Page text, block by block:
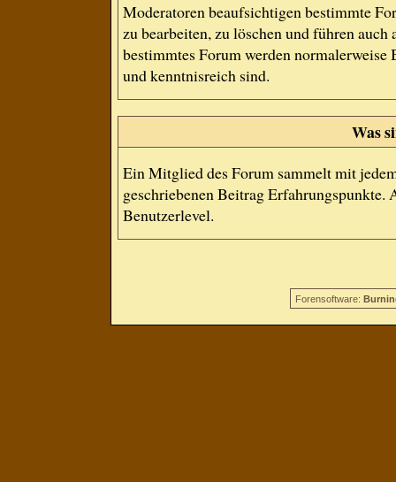
Moderatoren beaufsichtigen bestimmte
zu bearbeiten, zu löschen und führen
bestimmtes Forum werden
und kenntnisreich sind.
Was
Ein Mitglied des Forum sammelt mit
geschriebenen Beitrag Erfahrungspunkte.
Benutzerlevel.
Forensoftware: